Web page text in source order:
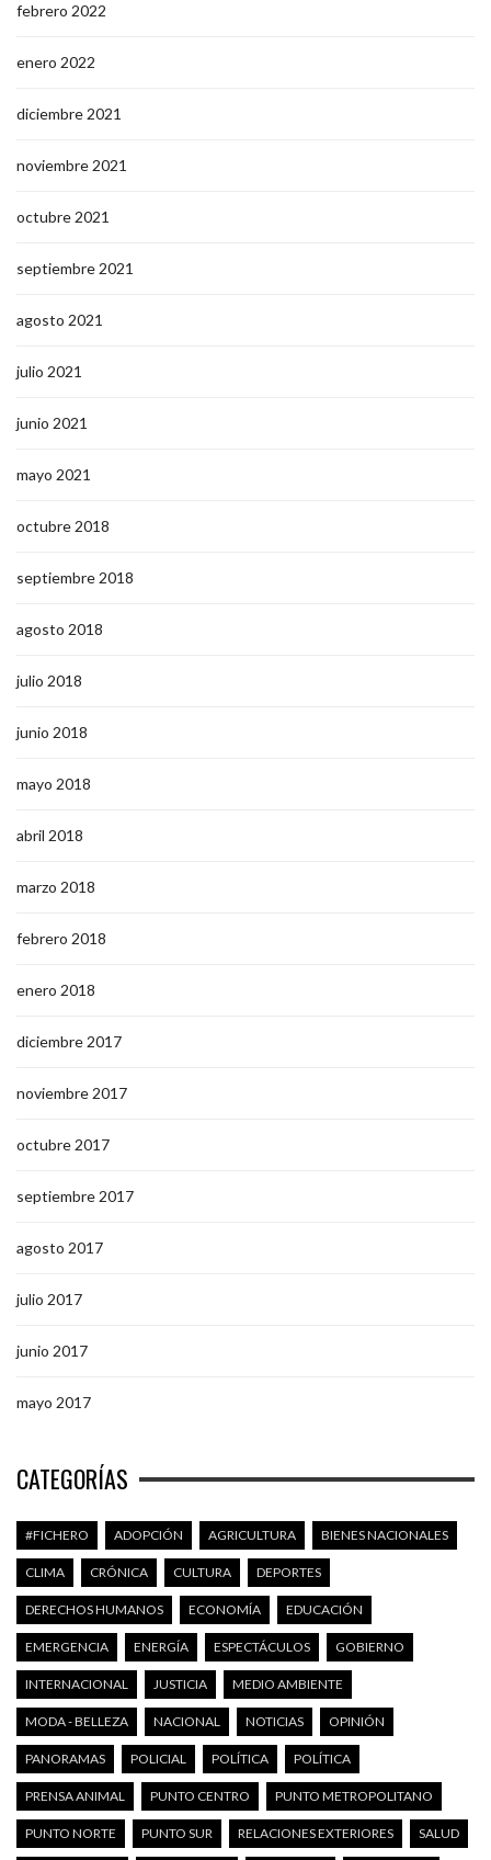
febrero 2022
enero 2022
diciembre 2021
noviembre 2021
octubre 2021
septiembre 2021
agosto 2021
julio 2021
junio 2021
mayo 2021
octubre 2018
septiembre 2018
agosto 2018
julio 2018
junio 2018
mayo 2018
abril 2018
marzo 2018
febrero 2018
enero 2018
diciembre 2017
noviembre 2017
octubre 2017
septiembre 2017
agosto 2017
julio 2017
junio 2017
mayo 2017
CATEGORÍAS
#FICHERO ADOPCIÓN AGRICULTURA BIENES NACIONALES
CLIMA CRÓNICA CULTURA DEPORTES
DERECHOS HUMANOS ECONOMÍA EDUCACIÓN
EMERGENCIA ENERGÍA ESPECTÁCULOS GOBIERNO
INTERNACIONAL JUSTICIA MEDIO AMBIENTE
MODA - BELLEZA NACIONAL NOTICIAS OPINIÓN
PANORAMAS POLICIAL POLÍTICA POLÍTICA
PRENSA ANIMAL PUNTO CENTRO PUNTO METROPOLITANO
PUNTO NORTE PUNTO SUR RELACIONES EXTERIORES SALUD